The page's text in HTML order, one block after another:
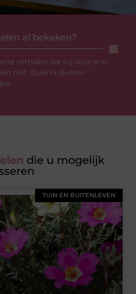
al bekeken?
verhalen die wij voor je in
niet. Duik in diverse
die u mogelijk
TUIN EN BUITENLEVEN